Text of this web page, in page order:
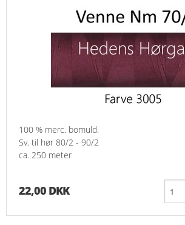
100 % merc. bomuld.
Sv. til hør 80/2 - 90/2
ca. 250 meter
22,00 DKK